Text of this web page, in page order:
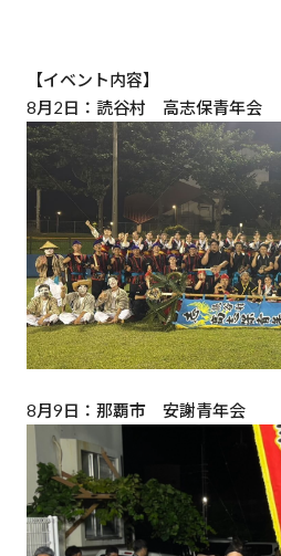
【イベント内容】
8月2日：読谷村 高志保青年会
8月9日：那覇市 安謝青年会